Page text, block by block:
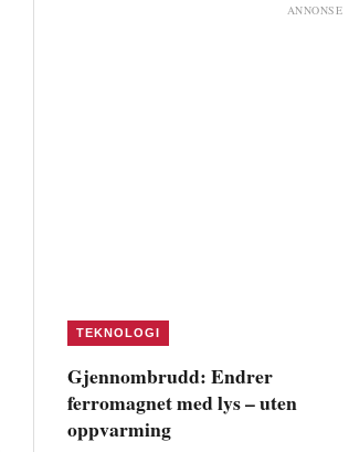
ANNONSE
TEKNOLOGI
Gjennombrudd: Endrer
ferromagnet med lys – uten
oppvarming